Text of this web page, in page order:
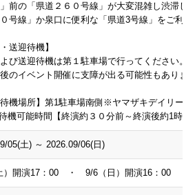
前の「県道２６０号線」が大変混雑し渋滞
号線」か泉口に便利な「県道3号線」をご利
送迎待機】
び送迎待機は第１駐車場で行ってください。
のイベント開催に支障が出る可能性もあり
待機場所】第1駐車場南側※ヤマザキデイリー
機可能時間【終演約３０分前～終演後約1時間
05(土)～ 2026.09/06(日)
）開演17：00 ・ 9/6（日）開演16：00